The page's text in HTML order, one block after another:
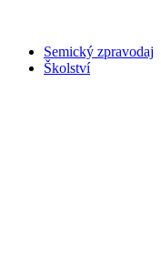
Semický zpravodaj
Školství